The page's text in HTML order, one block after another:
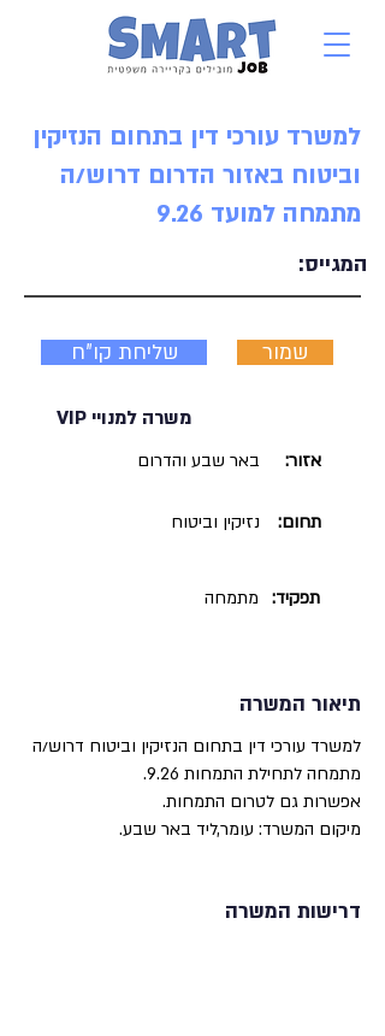
למשרד עורכי דין בתחום הנזיקין
וביטוח באזור הדרום דרוש/ה
מתמחה למועד 9.26
המגייס:
שליחת קו"ח שמור
משרה למנויי VIP
באר שבע והדרום אזור:
נזיקין וביטוח תחום:
מתמחה תפקיד:
תיאור המשרה
למשרד עורכי דין בתחום הנזיקין וביטוח דרוש/ה
מתמחה לתחילת התמחות 9.26.
אפשרות גם לטרום התמחות.
מיקום המשרד: עומר,ליד באר שבע.
דרישות המשרה